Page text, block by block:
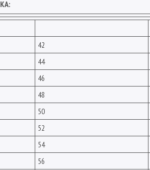
42
44
46
48
50
52
54
56